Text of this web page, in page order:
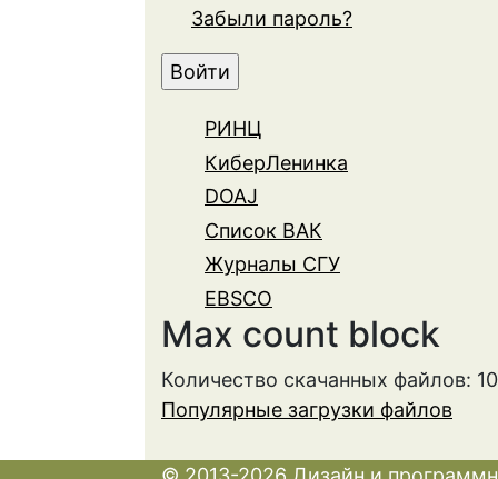
Забыли пароль?
РИНЦ
КиберЛенинка
DOAJ
Список ВАК
Журналы СГУ
EBSCO
Max count block
Количество скачанных файлов:
Популярные загрузки файлов